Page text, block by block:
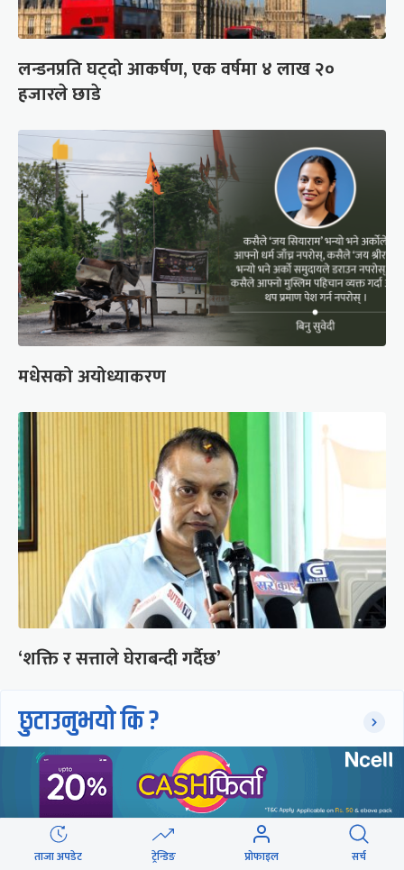
लन्डनप्रति घट्दो आकर्षण, एक वर्षमा ४ लाख २०
हजारले छाडे
मधेसको अयोध्याकरण
‘शक्ति र सत्ताले घेराबन्दी गर्दैछ’
छुटाउनुभयो कि ?
मन्त्री हुँदा भ्रष्टाचार, बुढ्यौली लागेकाले
सजायबाट उन्मुक्ति
प्रधानमन्त्रीकै नजरमा यस्तो रह्यो ४
ताजा अपडेट ट्रेन्डिङ प्रोफाइल सर्च